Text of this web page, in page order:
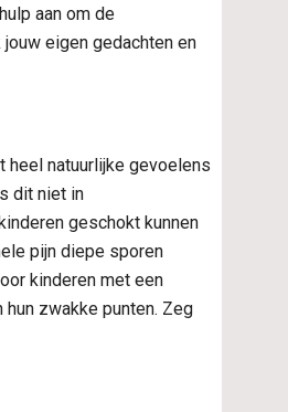
aan om de
eigen gedachten en
heel natuurlijke gevoelens
dit niet in
geschokt kunnen
pijn diepe sporen
kinderen met een
zwakke punten. Zeg